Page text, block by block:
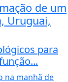
de um
Uruguai,
para